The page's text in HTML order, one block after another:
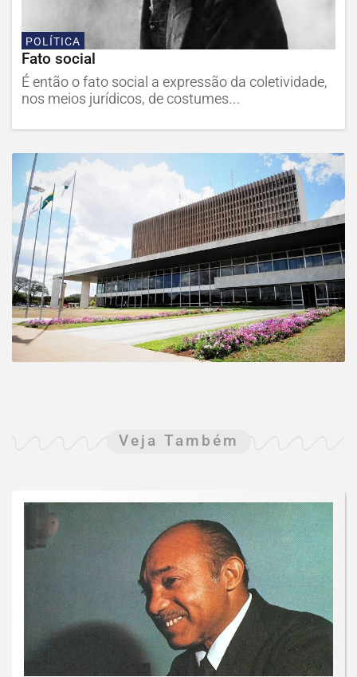
POLÍTICA
Fato social
É então o fato social a expressão da coletividade,
nos meios jurídicos, de costumes...
Veja Também